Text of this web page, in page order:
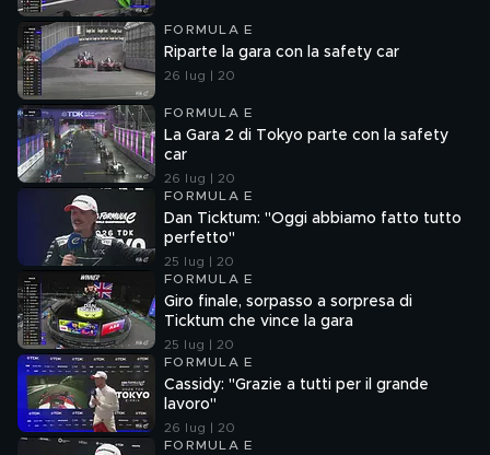
FORMULA E
Riparte la gara con la safety car
26 lug | 20
FORMULA E
La Gara 2 di Tokyo parte con la safety
car
26 lug | 20
FORMULA E
Dan Ticktum: "Oggi abbiamo fatto tutto
perfetto"
25 lug | 20
FORMULA E
Giro finale, sorpasso a sorpresa di
Ticktum che vince la gara
25 lug | 20
FORMULA E
Cassidy: "Grazie a tutti per il grande
lavoro"
26 lug | 20
FORMULA E